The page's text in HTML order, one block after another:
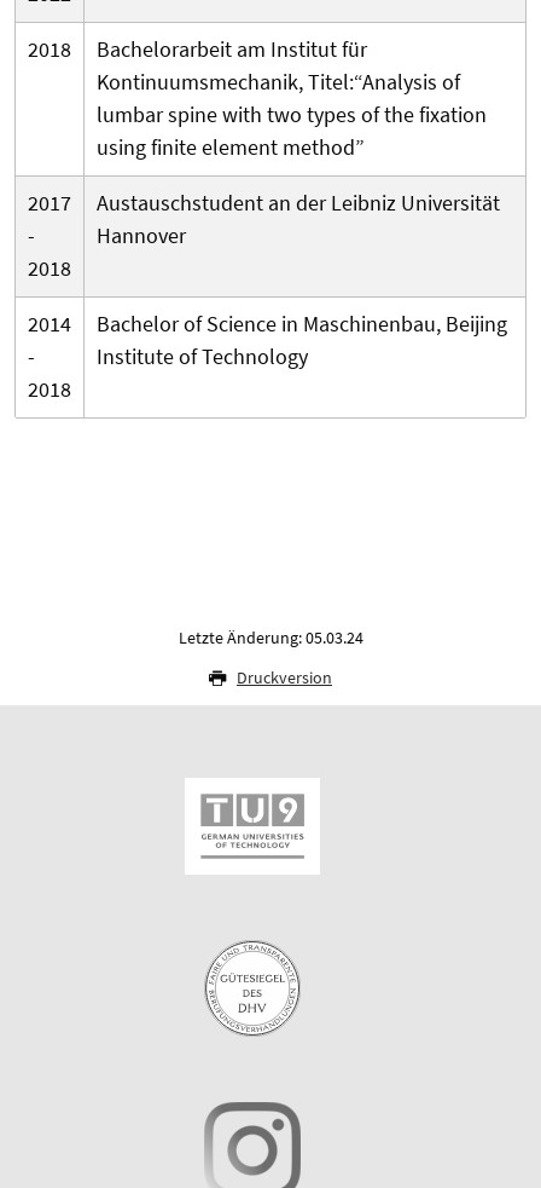
2018
Bachelorarbeit am Institut für
Kontinuumsmechanik, Titel:“Analysis of
lumbar spine with two types of the fixation
using finite element method”
2017
-
2018
Austauschstudent an der Leibniz Universität
Hannover
2014
-
2018
Bachelor of Science in Maschinenbau, Beijing
Institute of Technology
Letzte Änderung: 05.03.24
Druckversion